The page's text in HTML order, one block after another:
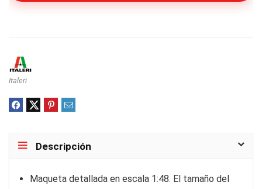
Italeri
Descripción
Maqueta detallada en escala 1:48. El tamaño del